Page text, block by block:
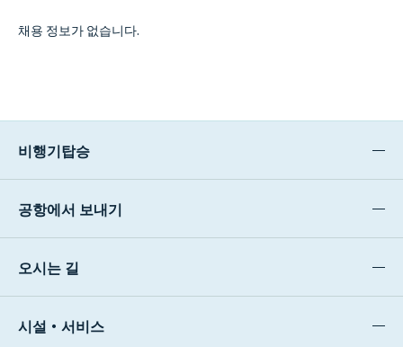
채용 정보가 없습니다.
비행기탑승
공항에서 보내기
오시는 길
시설・서비스